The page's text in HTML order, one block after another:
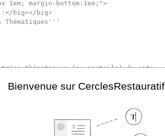
Bienvenue sur